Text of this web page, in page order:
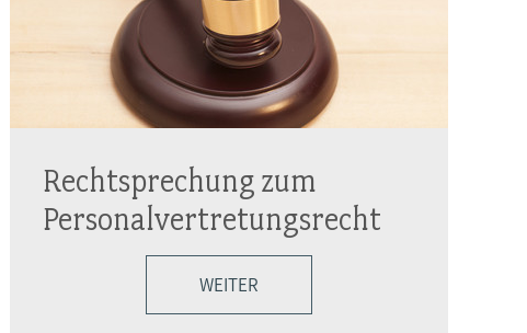
Rechtsprechung zum
Personalvertretungsrecht
WEITER